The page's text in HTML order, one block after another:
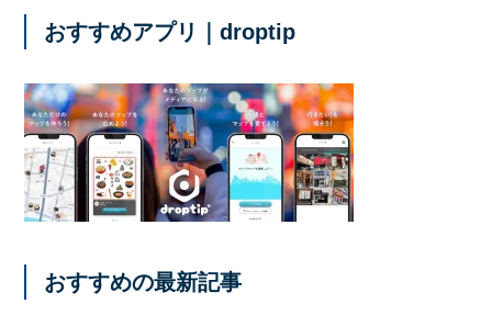
おすすめアプリ｜droptip
おすすめの最新記事